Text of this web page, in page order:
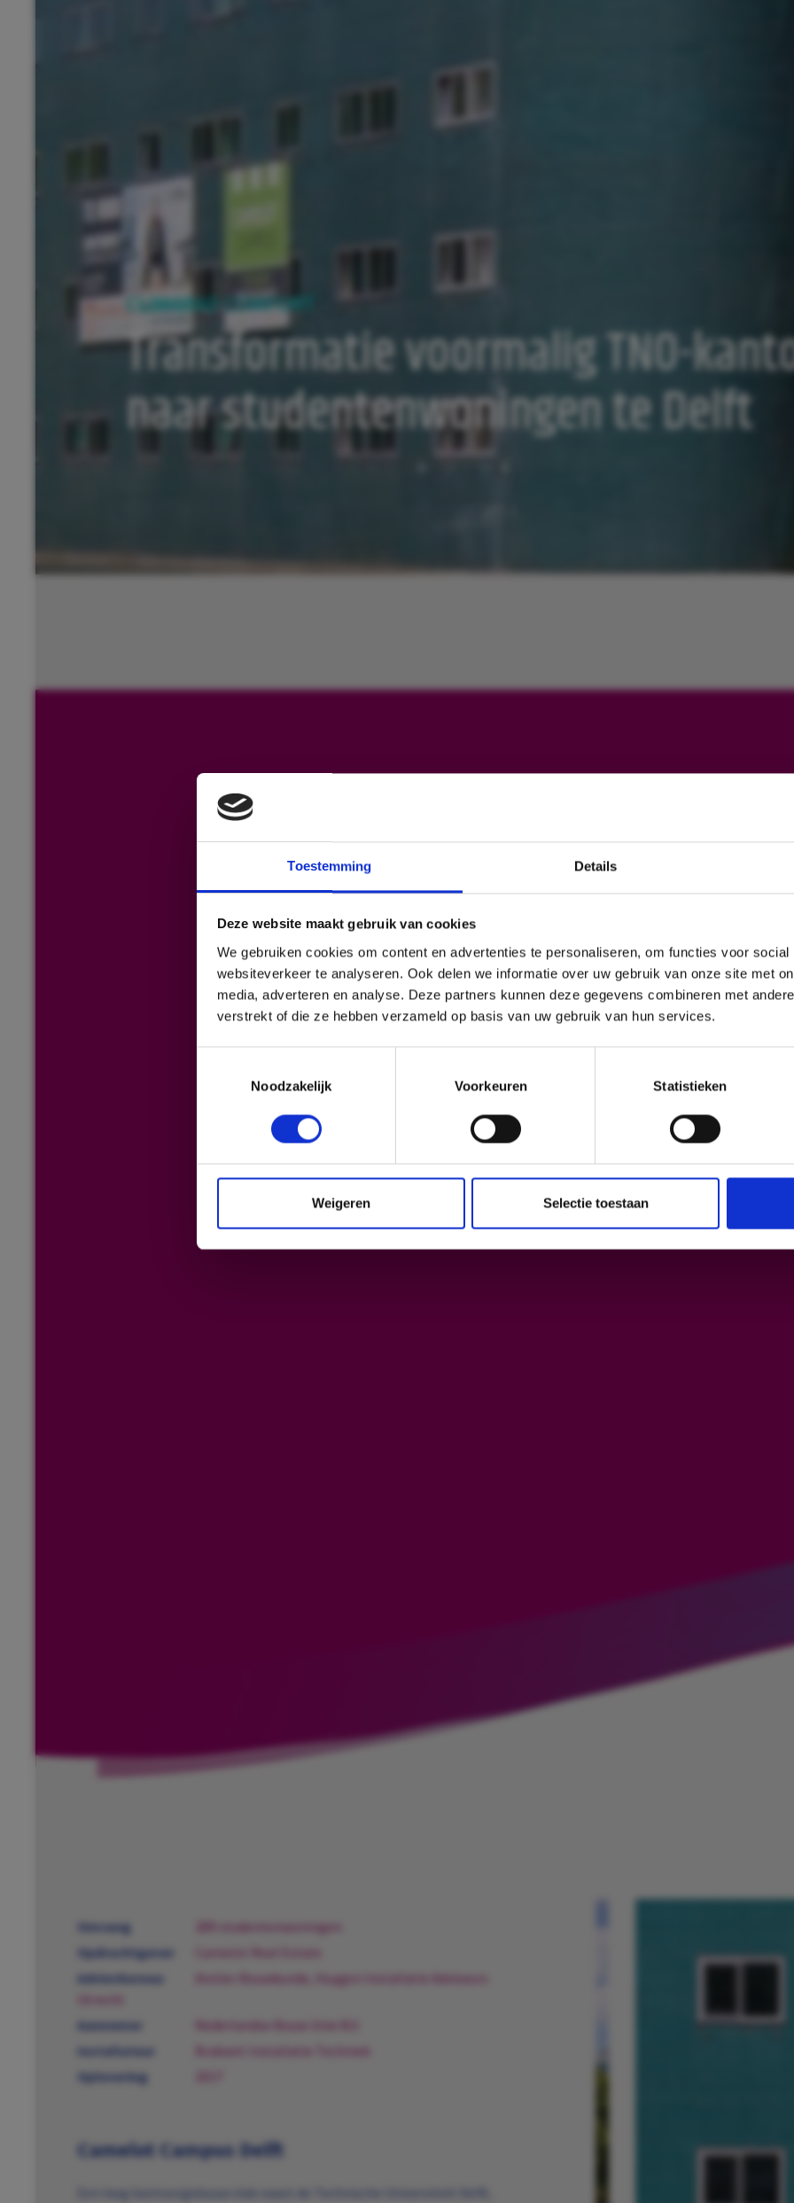
Toestemming Details
Deze website maakt gebruik van cookies
We gebruiken cookies om content en advertenties te personaliseren, om functies voor
websiteverkeer te analyseren. Ook delen we informatie over uw gebruik van onze site met
media, adverteren en analyse. Deze partners kunnen deze gegevens combineren met
verstrekt of die ze hebben verzameld op basis van uw gebruik van hun services.
Noodzakelijk
Voorkeuren Statistieken
Weigeren Selectie toestaan
CLIMARAD COMFORT
Transformatie voormalig TNO-
naar studentenwoningen te Delft
Omvang
289 studentenwoningen
Opdrachtgever
Camelot Real Estate
Adviesbureau
Atelier Bouwkunde, Huygen Installatie Adviseurs
Aannemer
Nederlandse Bouw Unie B.V.
Installateur
Brabant Installatie Techniek
Oplevering
Camelot Campus Delft
Een leeg kantoorgebouw vlak naast de Technische Universiteit Delft,
Ook profiteren van onze kennis?
Schrijf u nu in voor onze nieuwsbrief en blijf op de hoogte van al
onze ontwikkelingen.
Inschrijven